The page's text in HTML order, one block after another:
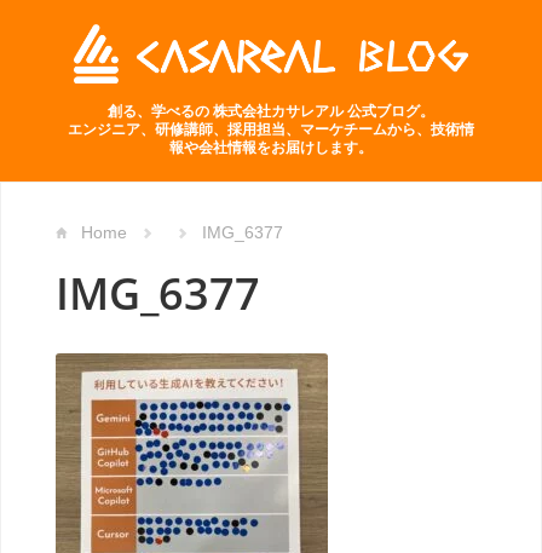
創る、学べるの 株式会社カサレアル 公式ブログ。
エンジニア、研修講師、採用担当、マーケチームから、技術情
報や会社情報をお届けします。
Home IMG_6377
IMG_6377